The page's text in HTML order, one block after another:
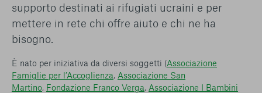
supporto destinati ai rifugiati ucraini e per
mettere in rete chi offre aiuto e chi ne ha
bisogno.
È nato per iniziativa da diversi soggetti (Associazione
Famiglie per l’Accoglienza, Associazione San
Martino, Fondazione Franco Verga, Associazione I Bambini